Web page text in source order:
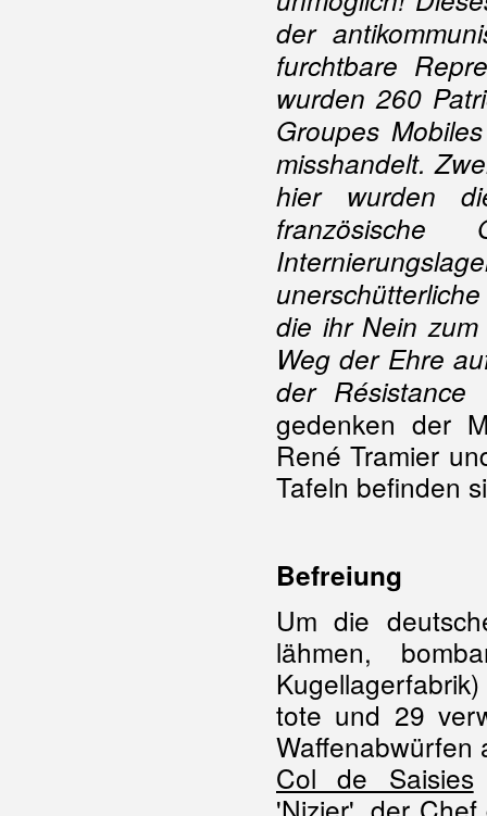
der
furchtbare
wurden 260
Groupes
misshandelt.
hier wurden
französische
die ihr Nein
Weg der Ehre
der Résistance
gedenken der
René Tramier
Tafeln befinden
Befreiung
Um die
lähmen,
tote und 29
Waffenabwürfen
Col de Saisies